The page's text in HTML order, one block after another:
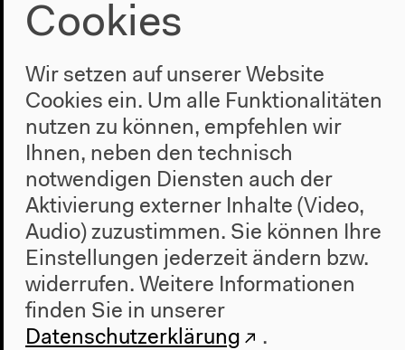
Cookies
Wir setzen auf unserer Website
Cookies ein. Um alle Funktionalitäten
nutzen zu können, empfehlen wir
Ihnen, neben den technisch
notwendigen Diensten auch der
Aktivierung externer Inhalte (Video,
Audio) zuzustimmen. Sie können Ihre
Einstellungen jederzeit ändern bzw.
widerrufen. Weitere Informationen
finden Sie in unserer
Datenschutzerklärung
.